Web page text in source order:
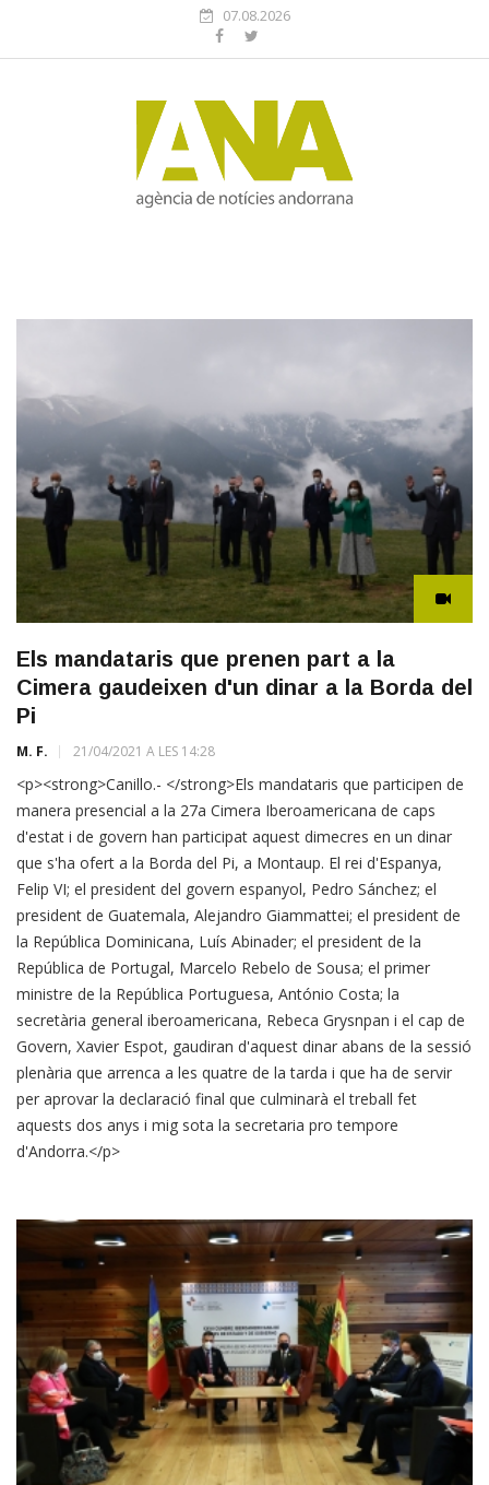
07.08.2026
Els mandataris que prenen part a la
Cimera gaudeixen d'un dinar a la Borda del
Pi
M. F. 21/04/2021 A LES 14:28
<p><strong>Canillo.- </strong>Els mandataris que participen de
manera presencial a la 27a Cimera Iberoamericana de caps
d'estat i de govern han participat aquest dimecres en un dinar
que s'ha ofert a la Borda del Pi, a Montaup. El rei d'Espanya,
Felip VI; el president del govern espanyol, Pedro Sánchez; el
president de Guatemala, Alejandro Giammattei; el president de
la República Dominicana, Luís Abinader; el president de la
República de Portugal, Marcelo Rebelo de Sousa; el primer
ministre de la República Portuguesa, António Costa; la
secretària general iberoamericana, Rebeca Grysnpan i el cap de
Govern, Xavier Espot, gaudiran d'aquest dinar abans de la sessió
plenària que arrenca a les quatre de la tarda i que ha de servir
per aprovar la declaració final que culminarà el treball fet
aquests dos anys i mig sota la secretaria pro tempore
d'Andorra.</p>